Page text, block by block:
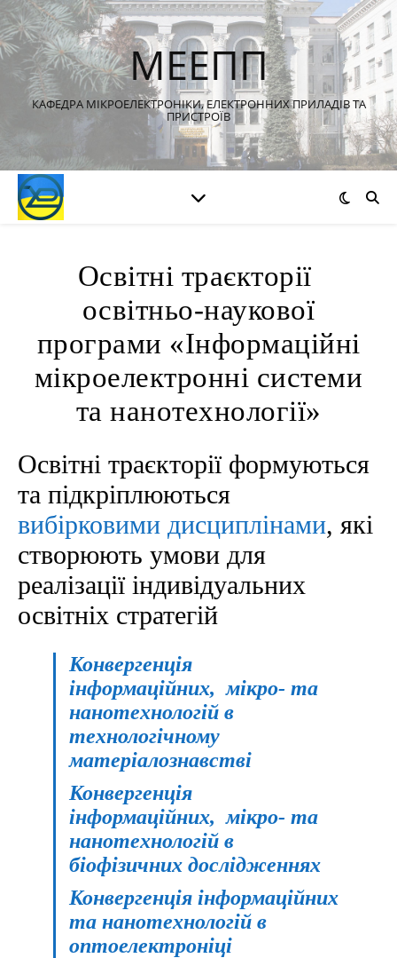
МЕЕПП
КАФЕДРА МІКРОЕЛЕКТРОНІКИ, ЕЛЕКТРОННИХ ПРИЛАДІВ ТА
ПРИСТРОЇВ
Освітні траєкторії
освітньо-наукової
програми «Інформаційні
мікроелектронні системи
та нанотехнології»
Освітні траєкторії формуються
та підкріплюються
вибірковими дисциплінами, які
створюють умови для
реалізації індивідуальних
освітніх стратегій
Конвергенція
інформаційних, мікро- та
нанотехнологій в
технологічному
матеріалознавстві
Конвергенція
інформаційних, мікро- та
нанотехнологій в
біофізичних дослідженнях
Конвергенція інформаційних
та нанотехнологій в
оптоелектроніці